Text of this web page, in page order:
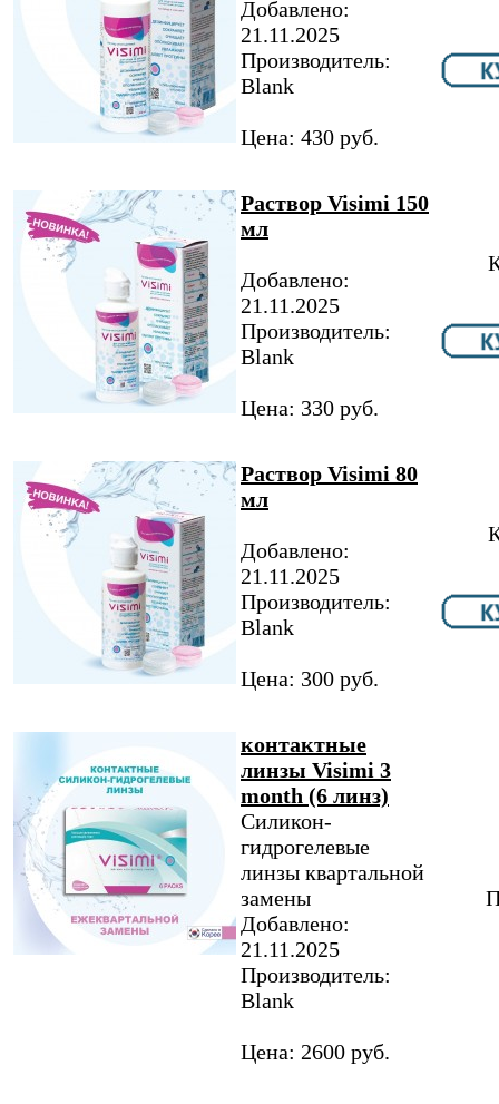
Добавлено:
21.11.2025
Производитель:
Blank
Цена: 430 руб.
Раствор Visimi 150
мл
Добавлено:
21.11.2025
Производитель:
Blank
Цена: 330 руб.
Раствор Visimi 80
мл
Добавлено:
21.11.2025
Производитель:
Blank
Цена: 300 руб.
контактные
линзы Visimi 3
month (6 линз)
Силикон-
гидрогелевые
линзы квартальной
замены
Добавлено:
21.11.2025
Производитель:
Blank
Цена: 2600 руб.